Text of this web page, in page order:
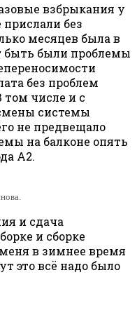
взбрыкания у
без
месяцев была в
быть были проблемы
без проблем
том числе и с
системы
не предвещало
на балконе опять
А2.
и сдача
и сборке
в зимнее время
это всё надо было